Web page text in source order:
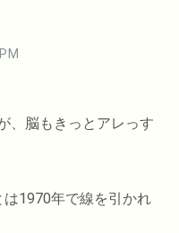
、脳もきっとアレっす
1970年で線を引かれ